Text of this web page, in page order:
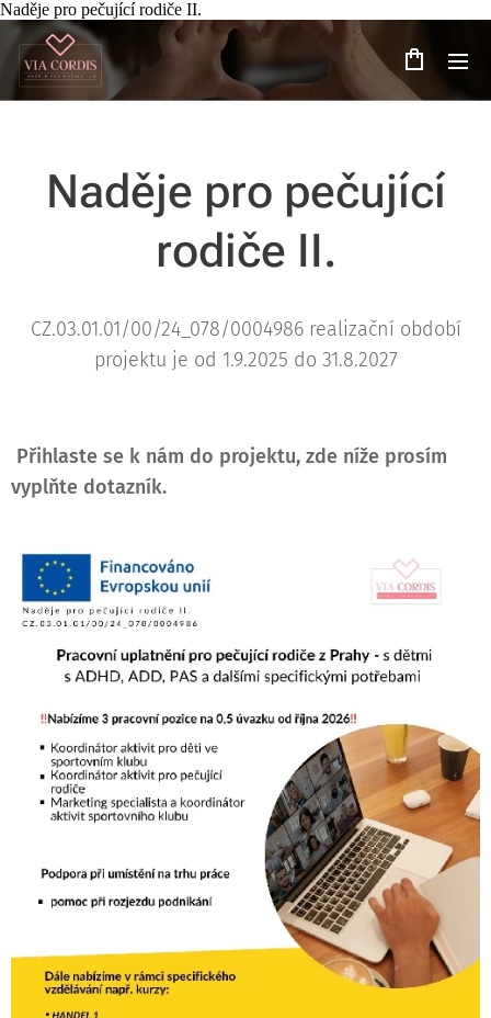
Naděje pro pečující rodiče II.
Naděje pro pečující
rodiče II.
CZ.03.01.01/00/24_078/0004986 realizační období
projektu je od 1.9.2025 do 31.8.2027
Přihlaste se k nám do projektu, zde níže prosím
vyplňte dotazník.